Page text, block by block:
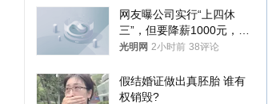
网友曝公司实行“上四休
三”，但要降薪1000元，不
接受只能辞职
光明网 2小时前 38评论
假结婚证做出真胚胎 谁有
权销毁?